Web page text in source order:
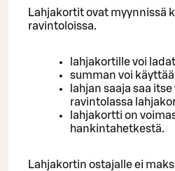
Lahjakortit ovat myynnissä
ravintoloissa.
lahjakortille voi
summan voi
lahjan saaja saa
ravintolassa
lahjakortti on
hankintahetkestä.
Lahjakortin ostajalle ei